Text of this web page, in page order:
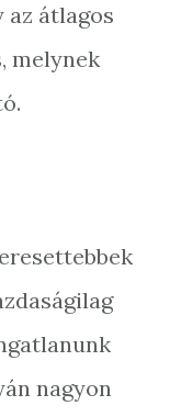
az átlagos
melynek
nagyon